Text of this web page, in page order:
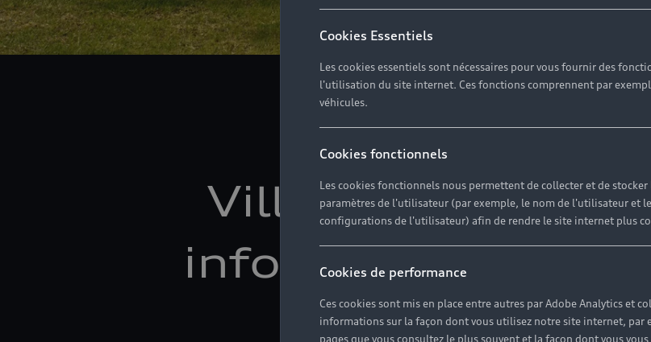
Concession
Villefranche-sur-
informations
Cookies Essentiels
Les cookies essentiels sont nécessaires pour vous fournir des
l'utilisation du site internet. Ces fonctions comprennent par
véhicules.
Cookies fonctionnels
Les cookies fonctionnels nous permettent de collecter et de stocker
paramètres de l'utilisateur (par exemple, le nom de l'utilisateur et
configurations de l'utilisateur) afin de rendre le site internet plus
Cookies de performance
Ces cookies sont mis en place entre autres par Adobe Analytics et
informations sur la façon dont vous utilisez notre site internet, par
pages que vous consultez le plus souvent et la façon dont vous vous